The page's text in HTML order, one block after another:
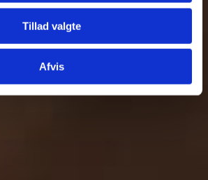
Tillad valgte
Afvis